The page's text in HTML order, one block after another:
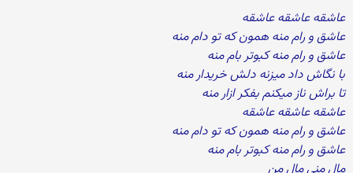
عاشقه عاشقه عاشقه
عاشق و رام منه همون که تو دام منه
عاشق و رام منه کبوتر بام منه
با نگاش داد میزنه دلش خریدار منه
تا براش ناز میکنم بفکر ازار منه
عاشقه عاشقه عاشقه
عاشق و رام منه همون که تو دام منه
عاشق و رام منه کبوتر بام منه